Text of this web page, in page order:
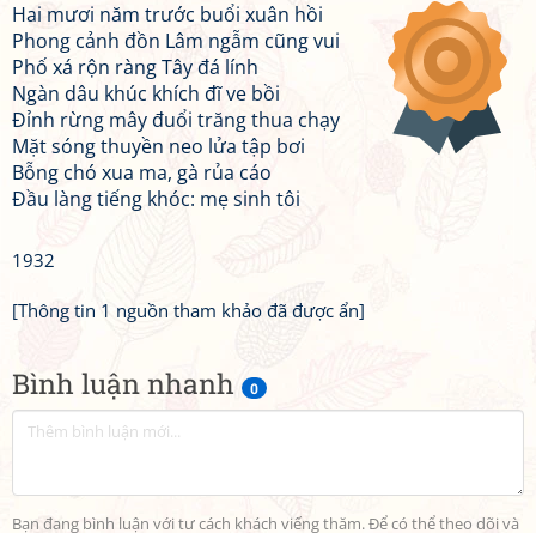
Bình luận nhanh 0
Bạn đang bình luận với tư cách khách viếng thăm. Để có thể theo dõi và
Hai mươi năm trước buổi xuân hồi
Phong cảnh đồn Lâm ngẫm cũng vui
Phố xá rộn ràng Tây đá lính
Ngàn dâu khúc khích đĩ ve bồi
Đỉnh rừng mây đuổi trăng thua chạy
Mặt sóng thuyền neo lửa tập bơi
Bỗng chó xua ma, gà rủa cáo
Đầu làng tiếng khóc: mẹ sinh tôi
1932
[Thông tin 1 nguồn tham khảo đã được ẩn]